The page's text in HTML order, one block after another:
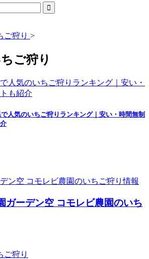
ご狩り >
ご狩り
で人気のいちご狩りランキング｜安い・時間無制
ガーデン空 コモレビ農園のいち
ご狩り